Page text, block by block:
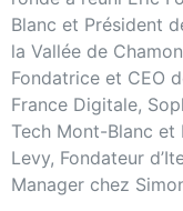
Blanc et Président
la Vallée de
Fondatrice et CEO
France Digitale,
Tech Mont-Blanc et
Levy, Fondateur
Manager chez